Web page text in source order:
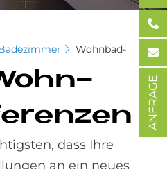
Wohnbad-
dass Ihre
an ein neues
ANFRAGE